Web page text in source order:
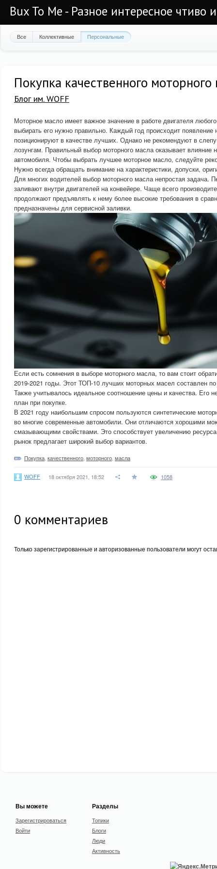
Bux To Me - Разное интересное чтиво
Все Коллективные Персональные
Покупка качественного моторного
Блог им. WOFF
Моторное масло имеет важное значение в работе двигателя
выбирать его нужно правильно. Каждый год происходит появление
позиционируют в качестве лучших. Однако не рекомендуют в
лозунгам. Правильный выбор моторного масла оказывает влияние
автомобиля. Чтобы выбрать лучшее моторное масло, следуйте
Нужно всегда обращать внимание на характеристики, допуски,
Для многих водителей выбор моторного масла непростая задача.
заливают внутри двигателей на конвейере. Чаще всего
продолжают предъявлять к нему более высокие требования в
предназначены для сервисной заливки.
Если есть сомнения в выборе моторного масла, то вам стоит
2019-2021 годы. Этот ТОП-10 лучших моторных масел составлен
Также учитывалось идеальное соотношение цены и качества. Его
план при покупке.
В 2021 году наибольшим спросом пользуются синтетические
во многие современные автомобили. Они отличаются хорошими
смазывающими свойствами. Это способствует увеличению
рынок предлагает широкий выбор вариантов.
Покупка качественного моторного масла
WOFF 18 октября 2021, 18:52 1058
0 комментариев
Только зарегистрированные и авторизованные пользователи могут
Вы можете
Зарегистрироваться
Войти
Разделы
Топики
Блоги
Люди
Активность